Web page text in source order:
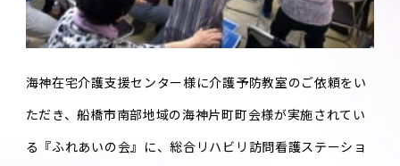
海神在宅介護支援センター様に介護予防教室のご依頼をい
ただき、船橋市南部地域の海神片町町会様が実施されてい
る『ふれあいの会』に、総合リハビリ訪問看護ステーショ